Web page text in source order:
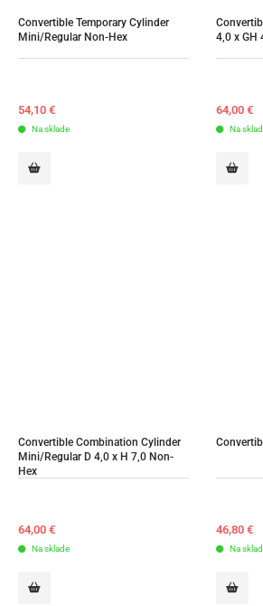
Convertible Temporary Cylinder
Mini/Regular Non-Hex
54,10 €
Na sklade
4,0 x GH
64,00 €
Na
Convertible Combination Cylinder
Mini/Regular D 4,0 x H 7,0 Non-
Hex
64,00 €
Na sklade
46,80 €
Na